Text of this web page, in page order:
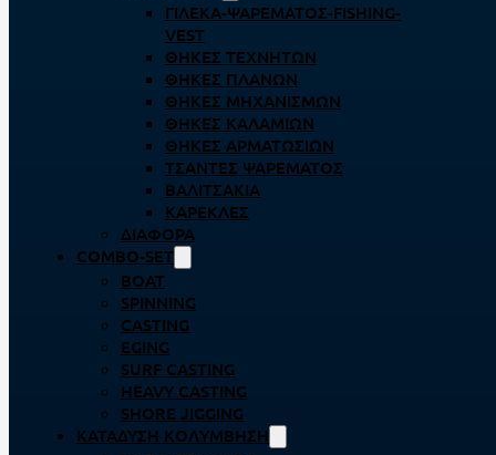
ΓΙΛΈΚΑ-ΨΑΡΈΜΑΤΟΣ-FISHING-
VEST
ΘΉΚΕΣ ΤΕΧΝΗΤΏΝ
ΘΉΚΕΣ ΠΛΆΝΩΝ
ΘΉΚΕΣ ΜΗΧΑΝΙΣΜΏΝ
ΘΉΚΕΣ ΚΑΛΑΜΙΏΝ
ΘΉΚΕΣ ΑΡΜΑΤΩΣΙΏΝ
ΤΣΆΝΤΕΣ ΨΑΡΈΜΑΤΟΣ
ΒΑΛΙΤΣΆΚΙΑ
ΚΑΡΈΚΛΕΣ
ΔΙΆΦΟΡΑ
COMBO-SET
BOAT
SPINNING
CASTING
EGING
SURF CASTING
HEAVY CASTING
SHORE JIGGING
ΚΑΤΆΔΥΣΗ ΚΟΛΎΜΒΗΣΗ